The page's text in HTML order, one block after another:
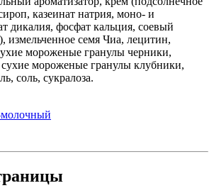
казеинат натрия, моно- и
дикалия, фосфат кальция, соевый
измельченное семя Чиа, лецитин,
мороженые гранулы черники,
мороженые гранулы клубники,
соль, сукралоза.